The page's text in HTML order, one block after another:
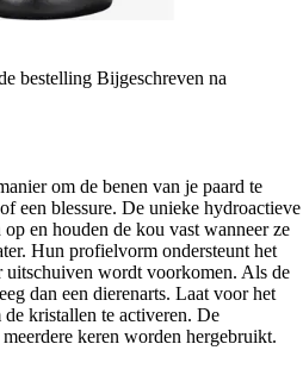
bestelling Bijgeschreven na
om de benen van je paard te
een blessure. De unieke hydroactieve
en houden de kou vast wanneer ze
Hun profielvorm ondersteunt het
uitschuiven wordt voorkomen. Als de
dan een dierenarts. Laat voor het
kristallen te activeren. De
keren worden hergebruikt.